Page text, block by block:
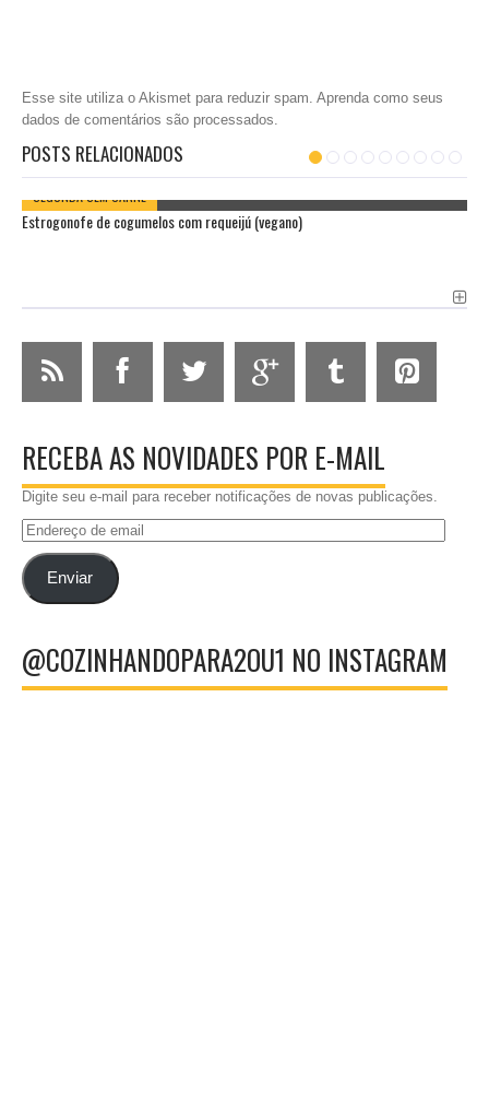
Esse site utiliza o Akismet para reduzir spam. Aprenda como seus
dados de comentários são processados
POSTS RELACIONADOS
SEGUNDA SEM CARNE
Estrogonofe de cogumelos com requeijú (vegano)
RECEBA AS NOVIDADES POR E-MAIL
Digite seu e-mail para receber notificações de novas publicações.
Endereço
emailEnviar
@COZINHANDOPARA2OU1 NO INSTAGRAM